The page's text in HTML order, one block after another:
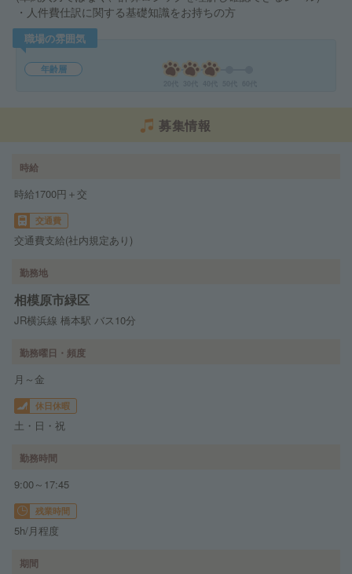
・人件費仕訳に関する基礎知識をお持ちの方
職場の雰囲気
年齢層
募集情報
時給
時給1700円＋交
交通費
交通費支給(社内規定あり)
勤務地
相模原市緑区
JR横浜線 橋本駅 バス10分
勤務曜日・頻度
月～金
休日休暇
土・日・祝
勤務時間
9:00～17:45
残業時間
5h/月程度
期間